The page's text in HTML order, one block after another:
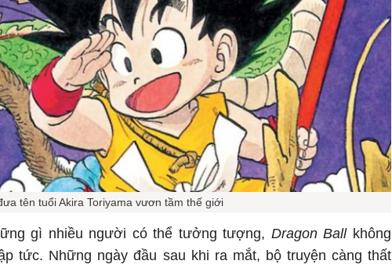
tên tuổi Akira Toriyama vươn tầm thế giới
gì nhiều người có thể tưởng tượng, Dragon Ball không
tức. Những ngày đầu sau khi ra mắt, bộ truyện càng thất